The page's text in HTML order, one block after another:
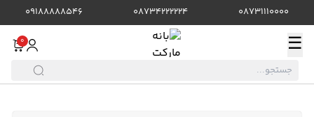
08731110000
08734222224
09188888546
☰
0